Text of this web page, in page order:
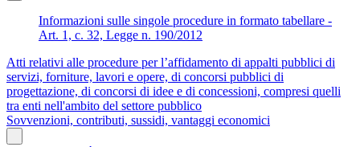
Informazioni sulle singole procedure in formato tabellare -
Art. 1, c. 32, Legge n. 190/2012
Atti relativi alle procedure per l’affidamento di appalti pubblici di
servizi, forniture, lavori e opere, di concorsi pubblici di
progettazione, di concorsi di idee e di concessioni, compresi quelli
tra enti nell'ambito del settore pubblico
Sovvenzioni, contributi, sussidi, vantaggi economici